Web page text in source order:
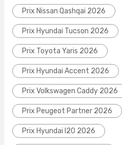
Prix Nissan Qashqai 2026
Prix Hyundai Tucson 2026
Prix Toyota Yaris 2026
Prix Hyundai Accent 2026
Prix Volkswagen Caddy 2026
Prix Peugeot Partner 2026
Prix Hyundai I20 2026